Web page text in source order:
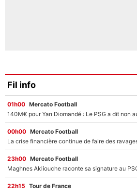
Fil info
01h00 Mercato Football
00h00 Mercato Football
23h00 Mercato Football
22h15 Tour de France